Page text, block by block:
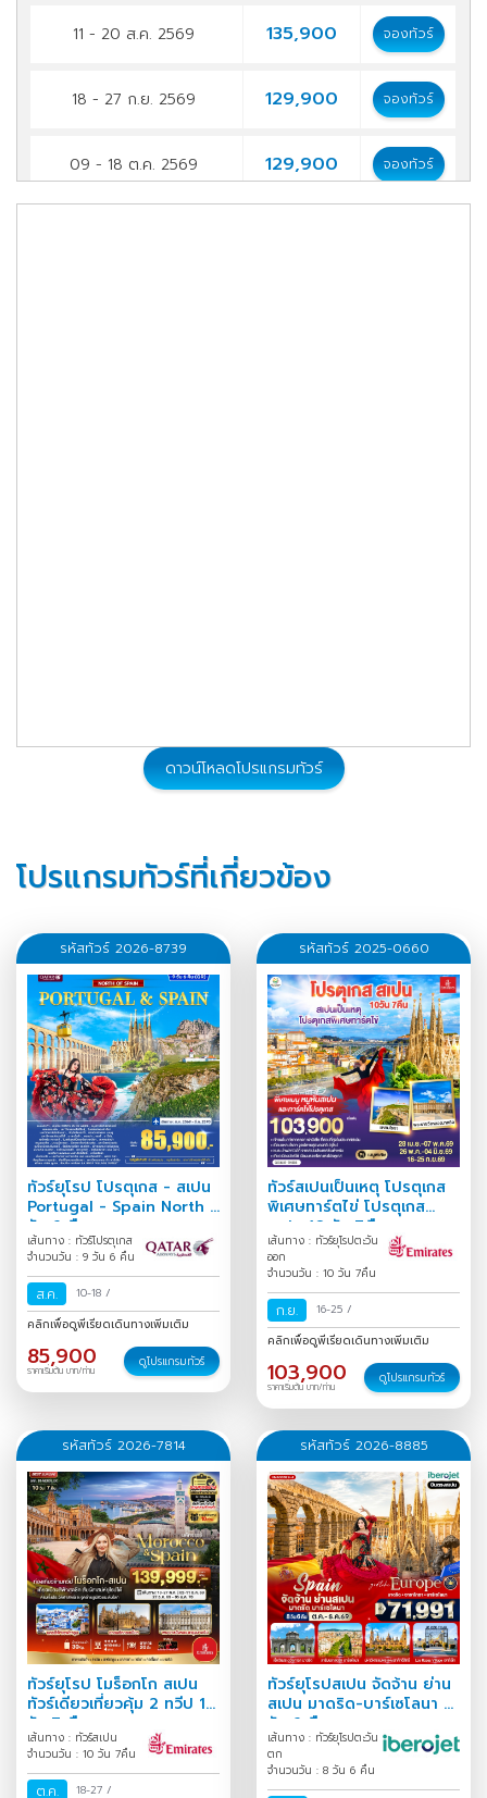
11 - 20 ส.ค. 2569 135,900 จองทัวร์
18 - 27 ก.ย. 2569 129,900 จองทัวร์
09 - 18 ต.ค. 2569 129,900 จองทัวร์
ดาวน์โหลดโปรแกรมทัวร์
โปรแกรมทัวร์ที่เกี่ยวข้อง
รหัสทัวร์ 2026-8739
ทัวร์ยุโรป โปรตุเกส - สเปน
Portugal - Spain North 9
วัน 6 คืน
เส้นทาง : ทัวร์โปรตุเกส
จำนวนวัน : 9 วัน 6 คืน
ส.ค. 10-18 /
คลิกเพื่อดูพีเรียดเดินทางเพิ่มเติม
85,900
ราคาเริ่มต้น บาท/ท่าน
ดูโปรแกรมทัวร์
รหัสทัวร์ 2025-0660
ทัวร์สเปนเป็นเหตุ โปรตุเกส
พิเศษทาร์ตไข่ โปรตุเกส
สเปน 10 วัน 7คืน
เส้นทาง : ทัวร์ยุโรปตะวัน
ออก
จำนวนวัน : 10 วัน 7คืน
ก.ย. 16-25 /
คลิกเพื่อดูพีเรียดเดินทางเพิ่มเติม
103,900
ราคาเริ่มต้น บาท/ท่าน
ดูโปรแกรมทัวร์
รหัสทัวร์ 2026-7814
ทัวร์ยุโรป โมร็อกโก สเปน
ทัวร์เดียวเที่ยวคุ้ม 2 ทวีป 10
วัน 7 คืน
เส้นทาง : ทัวร์สเปน
จำนวนวัน : 10 วัน 7คืน
ต.ค. 18-27 /
รหัสทัวร์ 2026-8885
ทัวร์ยุโรปสเปน จัดจ้าน ย่าน
สเปน มาดริด-บาร์เซโลนา 8
วัน 6 คืน
เส้นทาง : ทัวร์ยุโรปตะวัน
ตก
จำนวนวัน : 8 วัน 6 คืน